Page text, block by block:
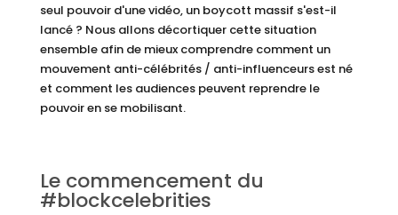
seul pouvoir d'une vidéo, un boycott massif s'est-il
lancé ? Nous allons décortiquer cette situation
ensemble afin de mieux comprendre comment un
mouvement anti-célébrités / anti-influenceurs est né
et comment les audiences peuvent reprendre le
pouvoir en se mobilisant.
Le commencement du
#blockcelebrities